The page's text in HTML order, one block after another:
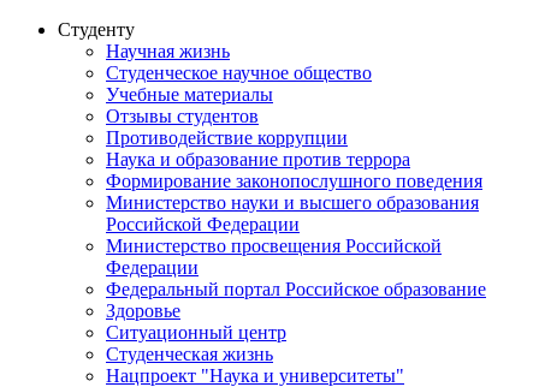
Студенту
Научная жизнь
Студенческое научное общество
Учебные материалы
Отзывы студентов
Противодействие коррупции
Наука и образование против террора
Формирование законопослушного поведения
Министерство науки и высшего образования
Российской Федерации
Министерство просвещения Российской
Федерации
Федеральный портал Российское образование
Здоровье
Ситуационный центр
Студенческая жизнь
Нацпроект "Наука и университеты"